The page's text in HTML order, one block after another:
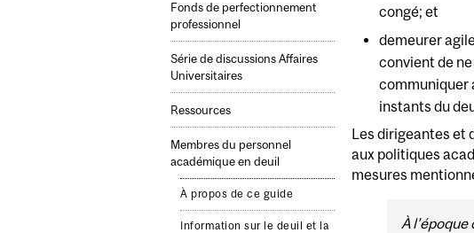
Fonds de perfectionnement
professionnel
Série de discussions Affaires
Universitaires
Ressources
Membres du personnel
académique en deuil
À propos de ce guide
Information sur le deuil et la
congé; et
demeurer
convient de
communiquer
instants du
Les dirigeantes et
aux politiques
mesures
À